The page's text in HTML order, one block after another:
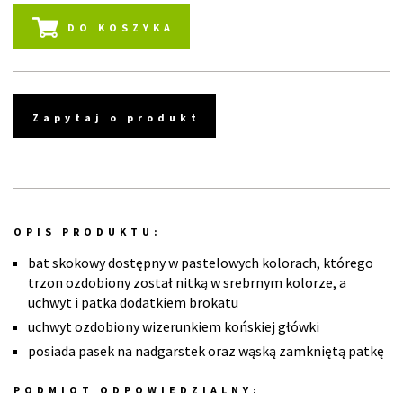
DO KOSZYKA
Zapytaj o produkt
OPIS PRODUKTU:
bat skokowy dostępny w pastelowych kolorach, którego
trzon ozdobiony został nitką w srebrnym kolorze, a
uchwyt i patka dodatkiem brokatu
uchwyt ozdobiony wizerunkiem końskiej główki
posiada pasek na nadgarstek oraz wąską zamkniętą patkę
PODMIOT ODPOWIEDZIALNY: